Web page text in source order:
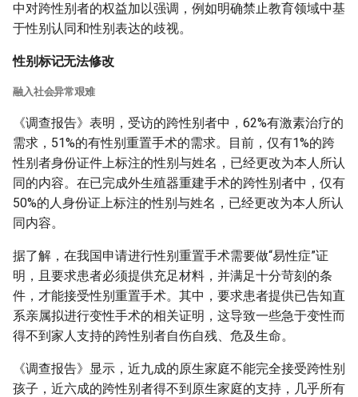
中对跨性别者的权益加以强调，例如明确禁止教育领域中基
于性别认同和性别表达的歧视。
性别标记无法修改
融入社会异常艰难
《调查报告》表明，受访的跨性别者中，62%有激素治疗的
需求，51%的有性别重置手术的需求。目前，仅有1%的跨
性别者身份证件上标注的性别与姓名，已经更改为本人所认
同的内容。在已完成外生殖器重建手术的跨性别者中，仅有
50%的人身份证上标注的性别与姓名，已经更改为本人所认
同内容。
据了解，在我国申请进行性别重置手术需要做“易性症”证
明，且要求患者必须提供充足材料，并满足十分苛刻的条
件，才能接受性别重置手术。其中，要求患者提供已告知直
系亲属拟进行变性手术的相关证明，这导致一些急于变性而
得不到家人支持的跨性别者自伤自残、危及生命。
《调查报告》显示，近九成的原生家庭不能完全接受跨性别
孩子，近六成的跨性别者得不到原生家庭的支持，几乎所有